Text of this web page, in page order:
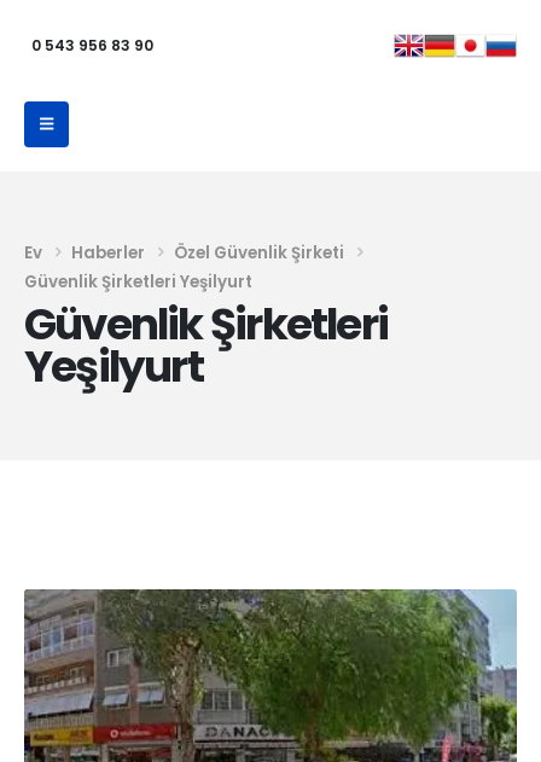
0 543 956 83 90
Ev Haberler
Özel Güvenlik Şirketi
Güvenlik Şirketleri Yeşilyurt
Güvenlik Şirketleri
Yeşilyurt